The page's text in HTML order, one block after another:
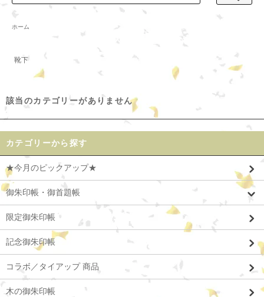
ホーム
靴下
該当のカテゴリーがありません
カテゴリーから探す
★今月のピックアップ★
御朱印帳・御首題帳
限定御朱印帳
記念御朱印帳
コラボ／タイアップ 商品
木の御朱印帳